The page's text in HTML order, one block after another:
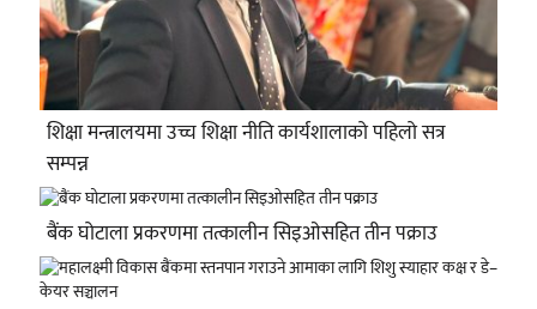
शिक्षा मन्त्रालयमा उच्च शिक्षा नीति कार्यशालाको पहिलो सत्र
सम्पन्न
बैंक घोटाला प्रकरणमा तत्कालीन सिइओसहित तीन पक्राउ